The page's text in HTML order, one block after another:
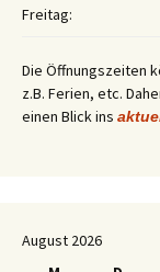
Freitag:
Die Öffnungszeiten
z.B. Ferien, etc.
einen Blick ins
August 2026